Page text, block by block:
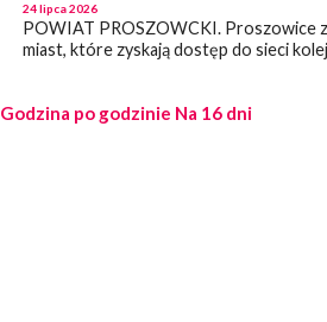
24 lipca 2026
POWIAT PROSZOWCKI. Proszowice
miast, które zyskają dostęp do sieci
23 lipca 2026
POWIAT PROSZOWICE. Obchody
Godzina po godzinie Na 16 dni